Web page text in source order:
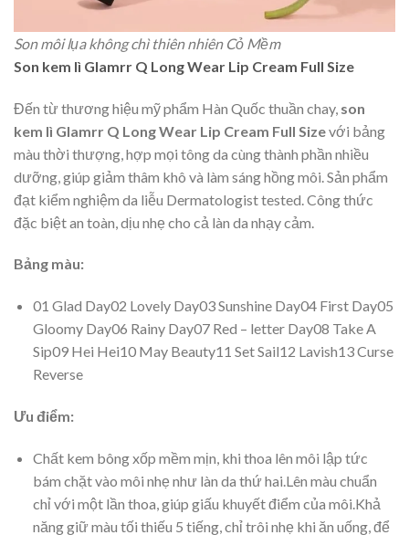
Son môi lụa không chì thiên nhiên Cỏ Mềm
Son kem lì Glamrr Q Long Wear Lip Cream Full Size
Đến từ thương hiệu mỹ phẩm Hàn Quốc thuần chay, son
kem lì Glamrr Q Long Wear Lip Cream Full Sizevới bảng
màu thời thượng, hợp mọi tông da cùng thành phần nhiều
dưỡng, giúp giảm thâm khô và làm sáng hồng môi. Sản phẩm
đạt kiểm nghiệm da liễu Dermatologist tested. Công thức
đặc biệt an toàn, dịu nhẹ cho cả làn da nhạy cảm.
Bảng màu:
01 Glad Day02 Lovely Day03 Sunshine Day04 First Day05
Gloomy Day06 Rainy Day07 Red – letter Day08 Take A
Sip09 Hei Hei10 May Beauty11 Set Sail12 Lavish13 Curse
Reverse
Ưu điểm:
Chất kem bông xốp mềm mịn, khi thoa lên môi lập tức
bám chặt vào môi nhẹ như làn da thứ hai.Lên màu chuẩn
chỉ với một lần thoa, giúp giấu khuyết điểm của môi.Khả
năng giữ màu tối thiếu 5 tiếng, chỉ trôi nhẹ khi ăn uống, để